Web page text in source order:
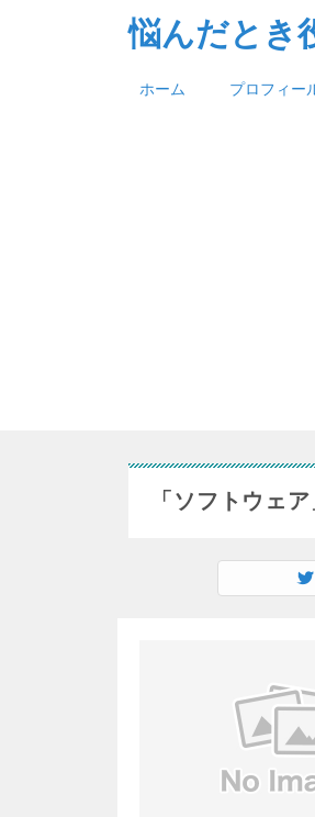
悩んだとき
ホーム プロフィー
「ソフトウェ